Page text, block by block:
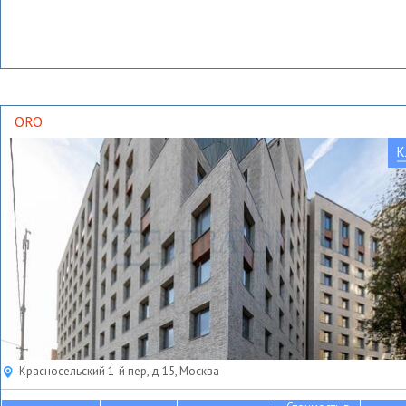
ORO
Красносельский 1-й пер, д 15, Москва